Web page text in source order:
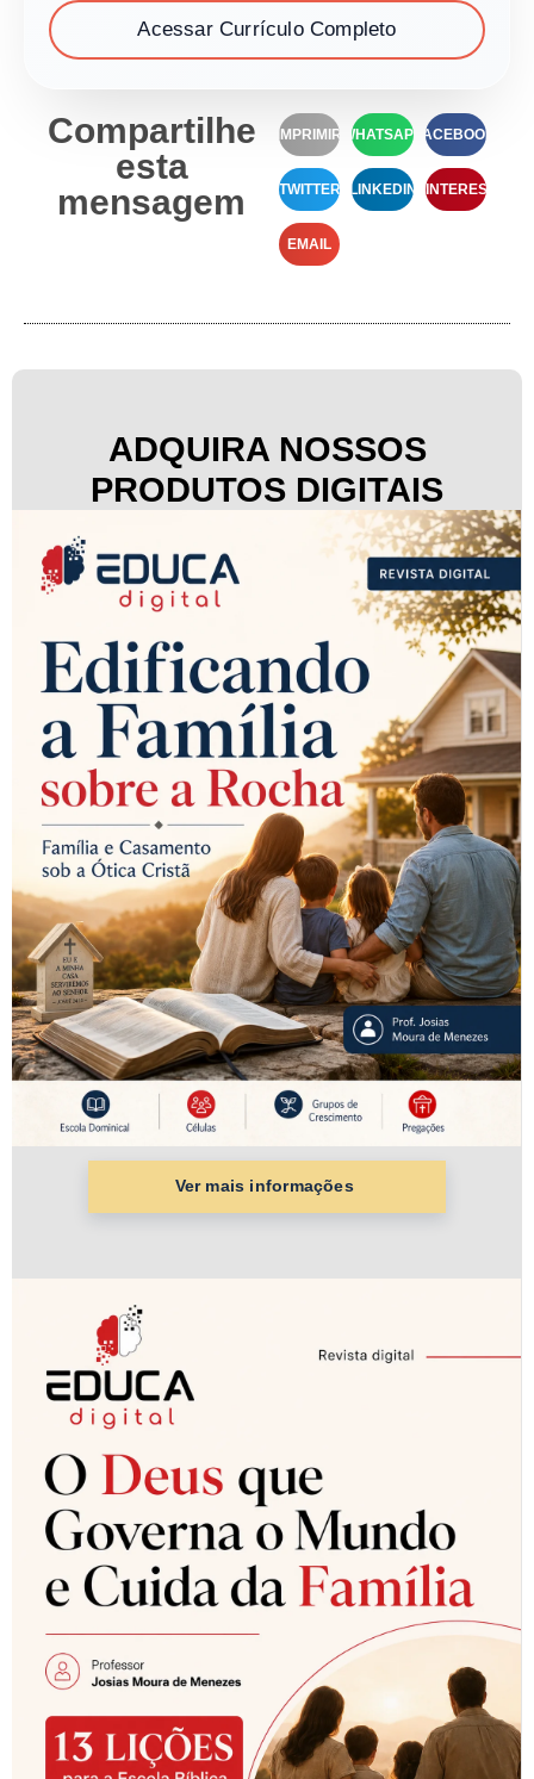
Acessar Currículo Completo
Compartilhe
esta
mensagem
IMPRIMIR WHATSAPP FACEBOOK
TWITTER LINKEDIN PINTEREST
EMAIL
ADQUIRA NOSSOS
PRODUTOS DIGITAIS